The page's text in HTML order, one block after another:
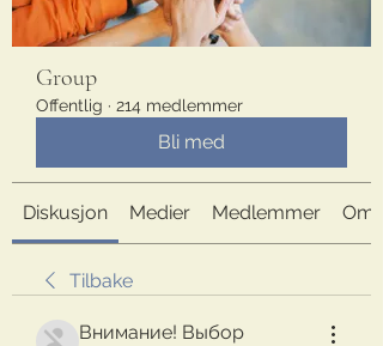
Group
Offentlig · 214 medlemmer
Bli med
Diskusjon Medier Medlemmer Om
Tilbake
Внимание! Выбор